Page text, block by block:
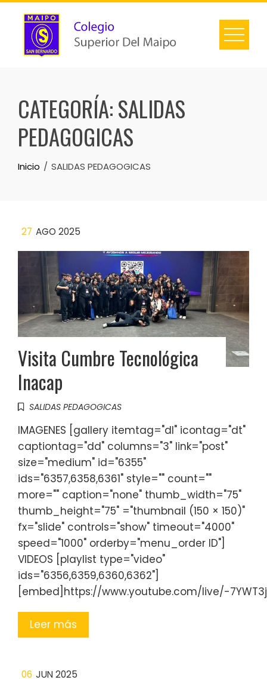
CATEGORÍA:SALIDAS
PEDAGOGICAS
Inicio SALIDAS PEDAGOGICAS
27 AGO 2025
Visita Cumbre Tecnológica
Inacap
SALIDAS PEDAGOGICAS
IMAGENES [gallery itemtag="dl" icontag="dt"
captiontag="dd" columns="3" link="post"
size="medium" id="6355"
ids="6357,6358,6361" style="" count=""
more="" caption="none" thumb_width="75"
thumb_height="75" ="thumbnail (150 × 150)"
fx="slide" controls="show" timeout="4000"
speed="1000" orderby="menu_order ID"]
VIDEOS [playlist type="video"
ids="6356,6359,6360,6362"]
[embed]https://www.youtube.com/live/-
Leer más
06 JUN 2025